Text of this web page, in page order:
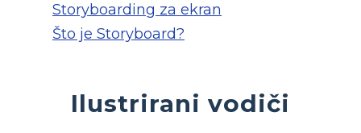
Storyboarding za ekran
Što je Storyboard?
Ilustrirani vodiči